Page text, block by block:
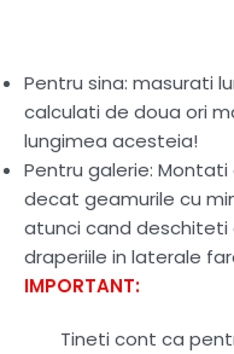
Pentru sina: masurati
calculati de doua ori
lungimea acesteia!
Pentru galerie:
decat geamurile cu
atunci cand
draperiile in laterale
IMPORTANT:
Tineti cont ca